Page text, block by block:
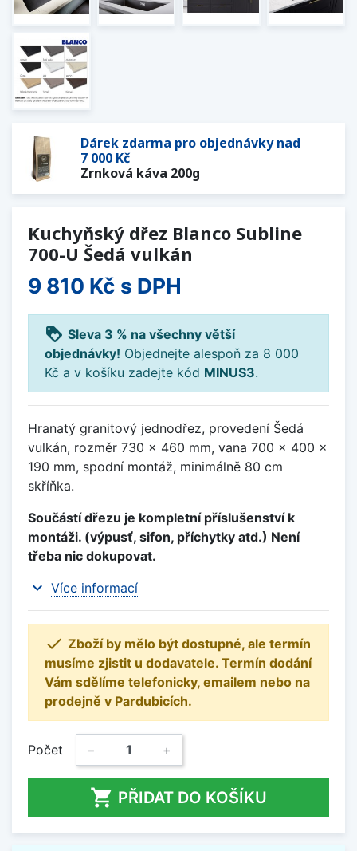
Dárek zdarma pro objednávky nad
7 000 Kč
Zrnková káva 200g
Kuchyňský dřez Blanco Subline
700-U Šedá vulkán
9 810 Kč s DPH
loyalty Sleva 3 % na všechny větší
objednávky! Objednejte alespoň za 8 000
Kč a v košíku zadejte kód MINUS3.
Hranatý granitový jednodřez, provedení Šedá
vulkán, rozměr 730 x 460 mm, vana 700 x 400 x
190 mm, spodní montáž, minimálně 80 cm
skříňka.
Součástí dřezu je kompletní příslušenství k
montáži. (výpusť, sifon, příchytky atd.) Není
třeba nic dokupovat.
expand_more Více informací
 Zboží by mělo být dostupné, ale termín
musíme zjistit u dodavatele. Termín dodání
Vám sdělíme telefonicky, emailem nebo na
prodejně v Pardubicích.
Počet − +
 PŘIDAT DO KOŠÍKU